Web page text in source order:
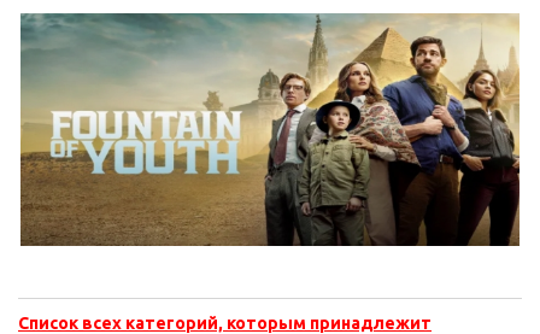
Список всех категорий, которым принадлежит